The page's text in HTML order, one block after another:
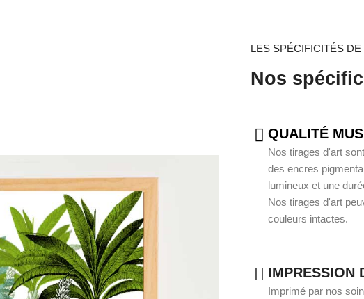
LES SPÉCIFICITÉS
Nos
QUALITÉ
Nos tirages d'art
des encres
lumineux et une
Nos tirages d'art
couleurs intactes.
IMPRESSION
Imprimé par nos